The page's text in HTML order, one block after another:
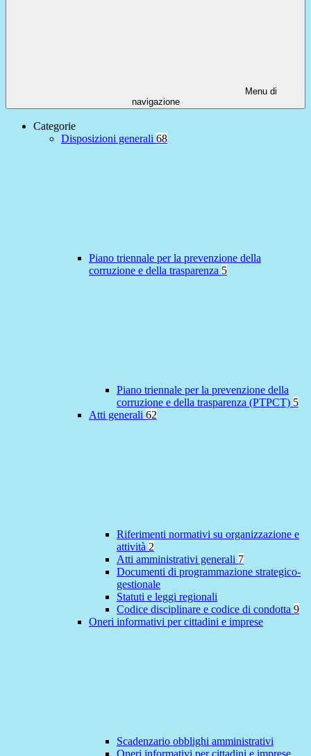
Menu di
navigazione
Categorie
Disposizioni generali 68
Piano triennale per la prevenzione della
corruzione e della trasparenza 5
Piano triennale per la prevenzione della
corruzione e della trasparenza (PTPCT) 5
Atti generali 62
Riferimenti normativi su organizzazione e
attività 2
Atti amministrativi generali 7
Documenti di programmazione strategico-
gestionale
Statuti e leggi regionali
Codice disciplinare e codice di condotta 9
Oneri informativi per cittadini e imprese
Scadenzario obblighi amministrativi